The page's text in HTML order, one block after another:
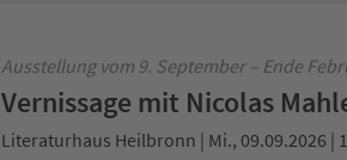
Ausstellung vom 9. September – Ende
Vernissage mit Nicolas
Literaturhaus Heilbronn | Mi., 09.09.2026 |